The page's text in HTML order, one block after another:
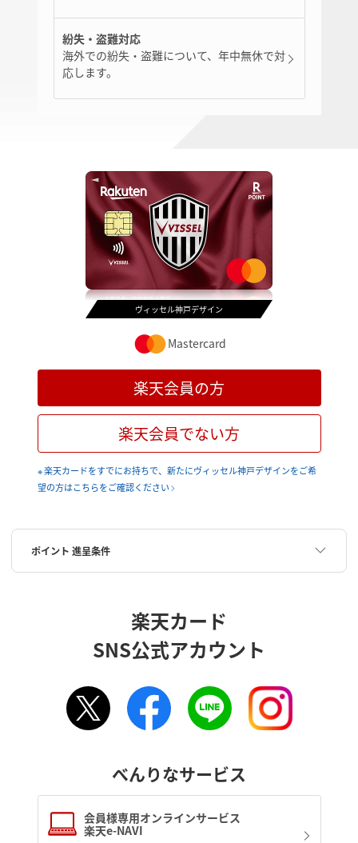
紛失・盗難対応
海外での紛失・盗難について、年中無休で対
応します。
ヴィッセル神戸デザイン
Mastercard
楽天会員の方
楽天会員でない方
※ 楽天カードをすでにお持ちで、新たにヴィッセル神戸デザインをご希
望の方はこちらをご確認ください
ポイント 進呈条件
楽天カード
SNS公式アカウント
べんりなサービス
会員様専用オンラインサービス
楽天e-NAVI